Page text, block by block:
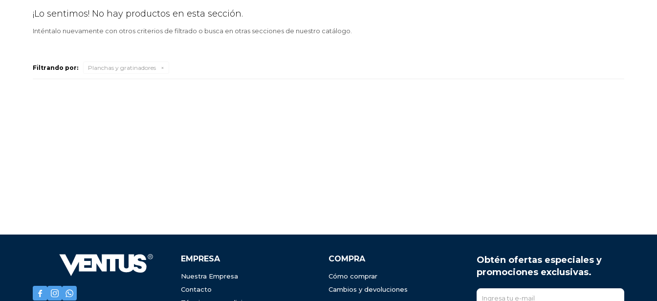
¡Lo sentimos! No hay productos en esta sección.
Inténtalo nuevamente con otros criterios de filtrado o busca en otras secciones de nuestro catálogo.
Filtrando por: Planchas y gratinadores
  
EMPRESA
Nuestra Empresa
Contacto
COMPRA
Cómo comprar
Cambios y devoluciones
Obtén ofertas especiales y
promociones exclusivas.